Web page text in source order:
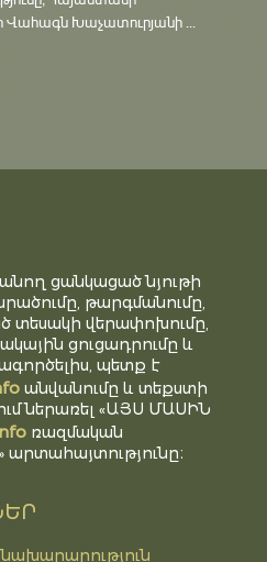
Խաչատուրյանի ...
ցանկացած նյութի
թարգմանումը,
տեսակի վերափոխումը,
ցուցադրումը և
պետք է
անվանումը և տեքստի
ներառել «ԱՅՍ ՄԱՍԻՆ
ռազմական